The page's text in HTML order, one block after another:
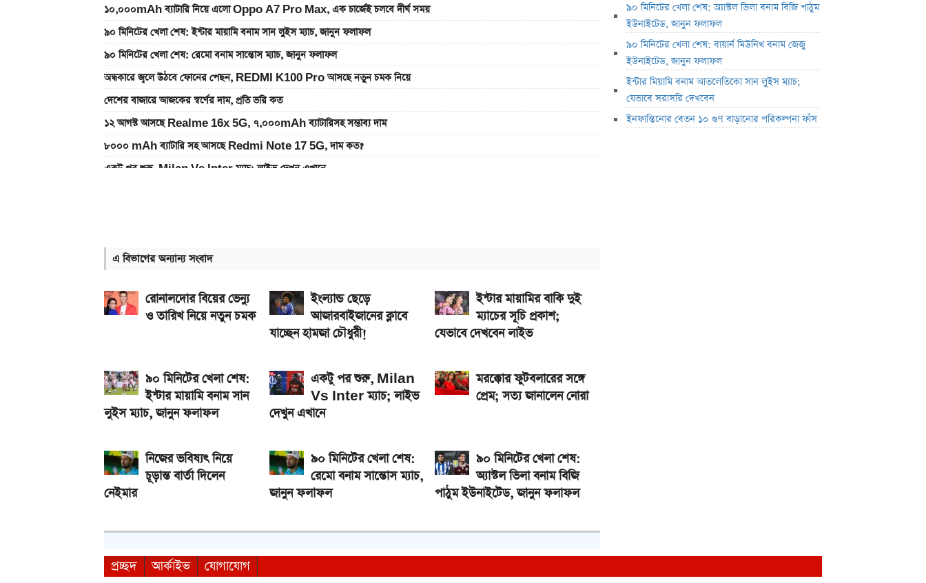
১০,০০০mAh ব্যাটারি নিয়ে এলো Oppo A7 Pro Max, এক চার্জেই চলবে দীর্ঘ সময়
৯০ মিনিটের খেলা শেষ: ইন্টার মায়ামি বনাম সান লুইস ম্যাচ, জানুন ফলাফল
৯০ মিনিটের খেলা শেষ: রেমো বনাম সান্তোস ম্যাচ, জানুন ফলাফল
অন্ধকারে জ্বলে উঠবে ফোনের পেছন, REDMI K100 Pro আসছে নতুন চমক নিয়ে
দেশের বাজারে আজকের স্বর্ণের দাম, প্রতি ভরি কত
১২ আগস্ট আসছে Realme 16x 5G, ৭,০০০mAh ব্যাটারিসহ সম্ভাব্য দাম
৮০০০ mAh ব্যাটারি সহ আসছে Redmi Note 17 5G, দাম কত?
একটু পর শুরু, Milan Vs Inter ম্যাচ; লাইভ দেখুন এখানে
আজকের সকল দেশের টাকার রেট: ০৫ আগস্ট ২০২৬
এ বিভাগের অন্যান্য সংবাদ
রোনালদোর বিয়ের ভেন্যু
ও তারিখ নিয়ে নতুন চমক
ইংল্যান্ড ছেড়ে
আজারবাইজানের ক্লাবে
যাচ্ছেন হামজা চৌধুরী!
ইন্টার মায়ামির বাকি দুই
ম্যাচের সূচি প্রকাশ;
যেভাবে দেখবেন লাইভ
৯০ মিনিটের খেলা শেষ:
ইন্টার মায়ামি বনাম সান
লুইস ম্যাচ, জানুন ফলাফল
একটু পর শুরু, Milan
Vs Inter ম্যাচ; লাইভ
দেখুন এখানে
মরক্কোর ফুটবলারের সঙ্গে
প্রেম; সত্য জানালেন নোরা
নিজের ভবিষ্যৎ নিয়ে
চূড়ান্ত বার্তা দিলেন
নেইমার
৯০ মিনিটের খেলা শেষ:
রেমো বনাম সান্তোস ম্যাচ,
জানুন ফলাফল
৯০ মিনিটের খেলা শেষ:
অ্যাস্টল ভিলা বনাম বিজি
পাঠুম ইউনাইটেড, জানুন ফলাফল
৯০ মিনিটের খেলা শেষ: অ্যাস্টল ভিলা বনাম বিজি পাঠুম
ইউনাইটেড, জানুন ফলাফল
৯০ মিনিটের খেলা শেষ: বায়ার্ন মিউনিখ বনাম জেজু
ইউনাইটেড, জানুন ফলাফল
ইন্টার মিয়ামি বনাম আতলেতিকো সান লুইস ম্যাচ;
যেভাবে সরাসরি দেখবেন
ইনফান্তিনোর বেতন ১০ গুণ বাড়ানোর পরিকল্পনা ফাঁস
প্রচ্ছদ আর্কাইভ যোগাযোগ